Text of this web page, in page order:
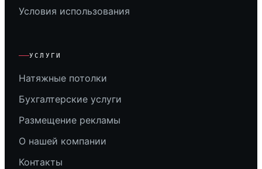
Условия использования
УСЛУГИ
Натяжные потолки
Бухгалтерские услуги
Размещение рекламы
О нашей компании
Контакты